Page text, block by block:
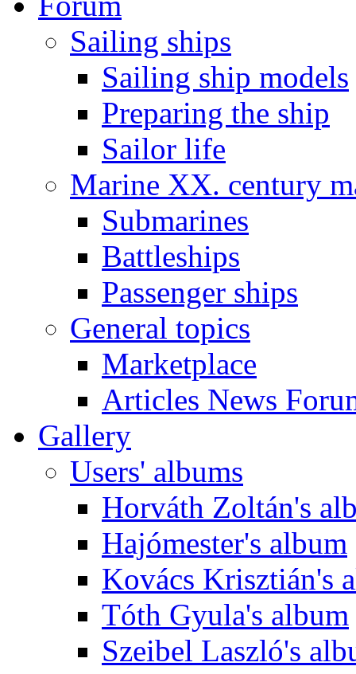
Sailing ships
Sailing ship models
Preparing the ship
Sailor life
Marine XX. century
Submarines
Battleships
Passenger ships
General topics
Marketplace
Articles News
Gallery
Users' albums
Horváth Zoltán's
Hajómester's album
Kovács Krisztián's
Tóth Gyula's album
Szeibel Laszló's